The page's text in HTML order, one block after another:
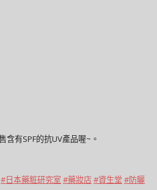
含有SPF的抗UV產品喔~。
#日本藥粧研究室#藥妝店#資生堂#防曬